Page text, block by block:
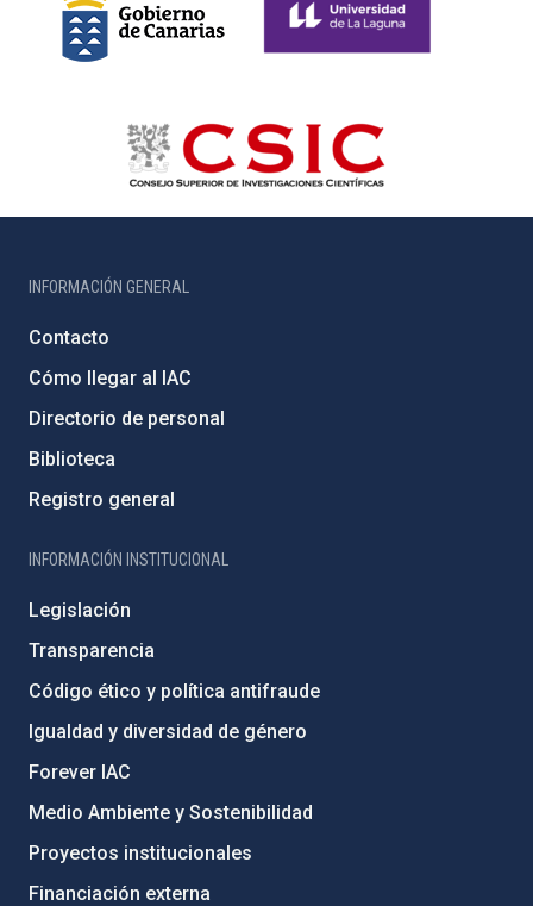
INFORMACIÓN GENERAL
Contacto
Cómo llegar al IAC
Directorio de personal
Biblioteca
Registro general
INFORMACIÓN INSTITUCIONAL
Legislación
Transparencia
Código ético y política antifraude
Igualdad y diversidad de género
Forever IAC
Medio Ambiente y Sostenibilidad
Proyectos institucionales
Financiación externa